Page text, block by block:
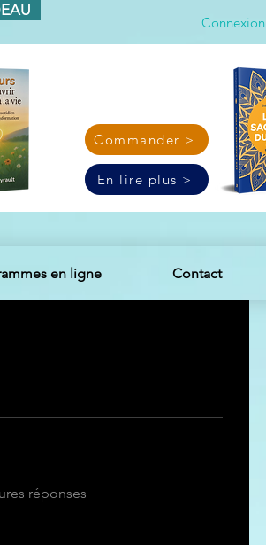
Connexion
Commander >
En lire plus >
en ligne Contact
réponses